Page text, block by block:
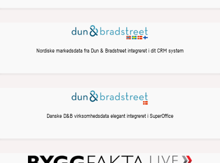
Nordiske markedsdata fra Dun & Bradstreet integreret i dit CRM system
Danske D&B virksomhedsdata elegant integreret i SuperOffice